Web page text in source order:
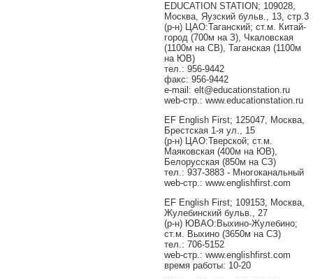
EDUCATION STATION; 109028,
Москва, Яузский бульв., 13, стр.3
(р-н) ЦАО:Таганский; ст.м. Китай-
город (700м на З), Чкаловская
(1100м на СВ), Таганская (1100м
на ЮВ)
тел.: 956-9442
факс: 956-9442
e-mail: elt@educationstation.ru
web-стр.: www.educationstation.ru
EF English First; 125047, Москва,
Брестская 1-я ул., 15
(р-н) ЦАО:Тверской; ст.м.
Маяковская (400м на ЮВ),
Белорусская (850м на СЗ)
тел.: 937-3883 - Многоканальный
web-стр.: www.englishfirst.com
EF English First; 109153, Москва,
Жулебинский бульв., 27
(р-н) ЮВАО:Выхино-Жулебино;
ст.м. Выхино (3650м на СЗ)
тел.: 706-5152
web-стр.: www.englishfirst.com
время работы: 10-20